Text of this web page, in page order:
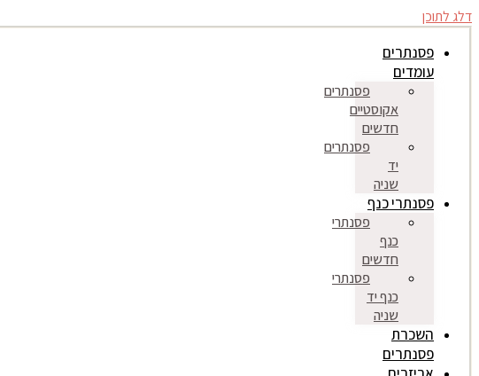
דלג לתוכן
פסנתרים
עומדים
פסנתרים
אקוסטיים
חדשים
פסנתרים
יד
שניה
פסנתרי כנף
פסנתרי
כנף
חדשים
פסנתרי
כנף יד
שניה
השכרת
פסנתרים